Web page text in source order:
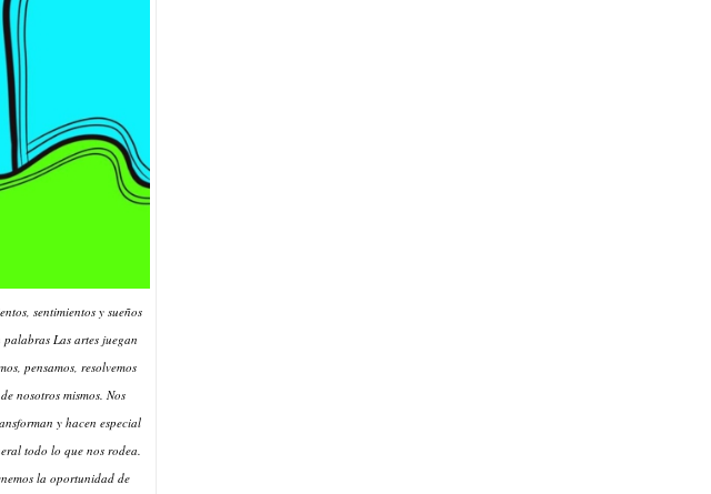
sentimientos y sueños
Las artes juegan
pensamos, resolvemos
nosotros mismos. Nos
y hacen especial
todo lo que nos rodea.
la oportunidad de